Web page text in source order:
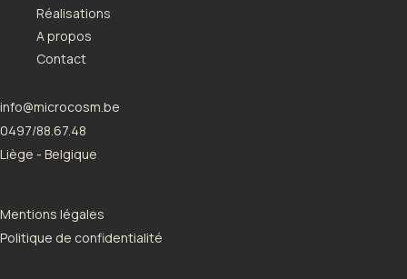
Réalisations
A propos
Contact
info@microcosm.be
0497/88.67.48
Liège - Belgique
Mentions légales
Politique de confidentialité